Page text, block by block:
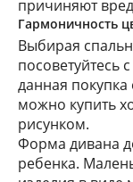
причиняют
Гармоничность
Выбирая
посоветуйтесь
данная
можно купить
рисунком.
Форма дивана
ребенка.